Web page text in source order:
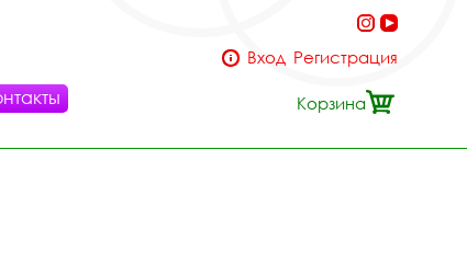
Вход Регистрация
Корзина